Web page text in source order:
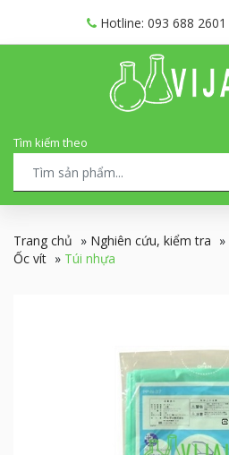
Hotline: 093 688 2601
Tìm kiếm theo
Trang chủ » Nghiên cứu, kiểm tra »
Ốc vít » Túi nhựa